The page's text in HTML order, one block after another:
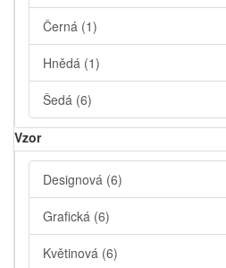
Černá (1)
Hnědá (1)
Šedá (6)
Vzor
Designová (6)
Grafická (6)
Květinová (6)